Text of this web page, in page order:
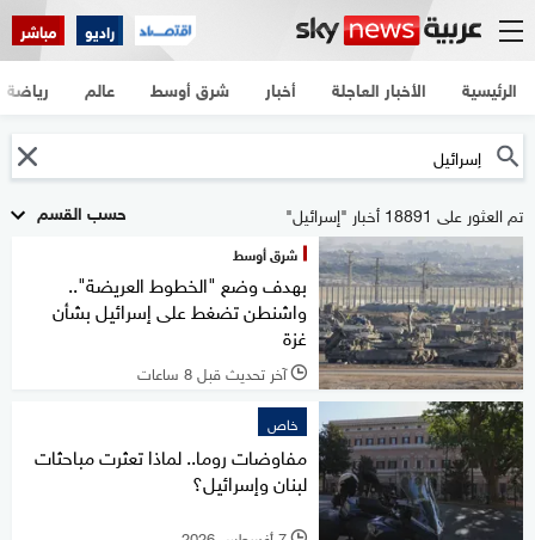
راديو مباشر
الرئيسية الأخبار العاجلة أخبار شرق أوسط عالم رياضة
حسب القسم تم العثور على 18891 أخبار "إسرائيل"
شرق أوسط
بهدف وضع "الخطوط العريضة"..
واشنطن تضغط على إسرائيل بشأن
غزة
l آخر تحديث قبل 8 ساعات
خاص
مفاوضات روما.. لماذا تعثرت مباحثات
لبنان وإسرائيل؟